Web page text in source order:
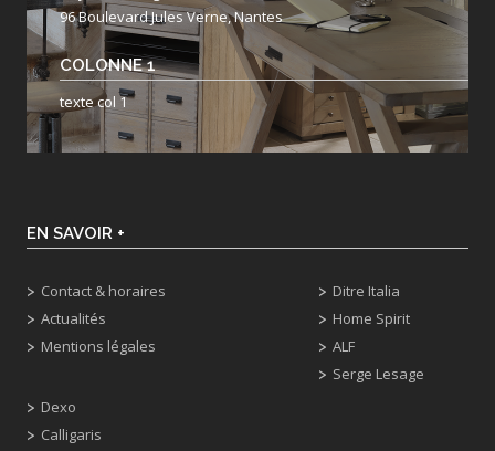
96 Boulevard Jules Verne, Nantes
COLONNE 1
texte col 1
EN SAVOIR +
Contact & horaires
Actualités
Mentions légales
Dexo
Calligaris
Ditre Italia
Home Spirit
ALF
Serge Lesage